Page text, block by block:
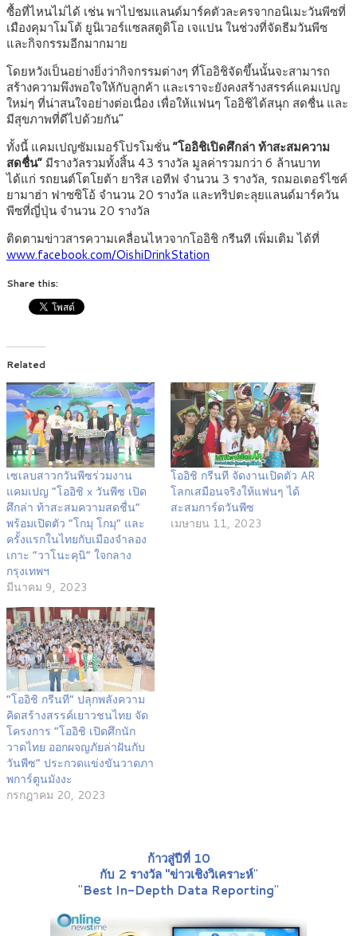
ซื้อที่ไหนไม่ได้ เช่น พาไปชมแลนด์มาร์คตัวละครจากอนิเมะวันพีซที่
เมืองคุมาโมโต้ ยูนิเวอร์แซลสตูดิโอ เจแปน ในช่วงที่จัดธีมวันพีซ
และกิจกรรมอีกมากมาย
โดยหวังเป็นอย่างยิ่งว่ากิจกรรมต่างๆ ที่โออิชิจัดขึ้นนั้นจะสามารถ
สร้างความพึงพอใจให้กับลูกค้า และเราจะยังคงสร้างสรรค์แคมเปญ
ใหม่ๆ ที่น่าสนใจอย่างต่อเนื่อง เพื่อให้แฟนๆ โออิชิได้สนุก สดชื่น และ
มีสุขภาพที่ดีไปด้วยกัน”
ทั้งนี้ แคมเปญซัมเมอร์โปรโมชั่น“โออิชิเปิดศึกล่า ท้าสะสมความ
สดชื่น” มีรางวัลรวมทั้งสิ้น 43 รางวัล มูลค่ารวมกว่า 6 ล้านบาท
ได้แก่ รถยนต์โตโยต้า ยาริส เอทีฟ จำนวน 3 รางวัล, รถมอเตอร์ไซค์
ยามาฮ่า ฟาซซิโอ้ จำนวน 20 รางวัล และทริปตะลุยแลนด์มาร์ควัน
พีซที่ญี่ปุ่น จำนวน 20 รางวัล
ติดตามข่าวสารความเคลื่อนไหวจากโออิชิ กรีนที เพิ่มเติม ได้ที่
www.facebook.com/OishiDrinkStation
Share this:
Related
เซเลบสาวกวันพีซร่วมงาน
แคมเปญ “โออิชิ x วันพีซ เปิด
ศึกล่า ท้าสะสมความสดชื่น”
พร้อมเปิดตัว “โกมุ โกมุ” และ
ครั้งแรกในไทยกับเมืองจำลอง
เกาะ “วาโนะคุนิ” ใจกลาง
กรุงเทพฯ
มีนาคม 9, 2023
โออิชิ กรีนที จัดงานเปิดตัว AR
โลกเสมือนจริงให้แฟนๆ ได้
สะสมการ์ดวันพีซ
เมษายน 11, 2023
“โออิชิ กรีนที” ปลุกพลังความ
คิดสร้างสรรค์เยาวชนไทย จัด
โครงการ “โออิชิ เปิดศึกนัก
วาดไทย ออกผจญภัยล่าฝันกับ
วันพีซ” ประกวดแข่งขันวาดภา
พการ์ตูนมังงะ
กรกฎาคม 20, 2023
ก้าวสู่ปีที่ 10
กับ 2 รางวัล "ข่าวเชิงวิเคราะห์"
"Best In-Depth Data Reporting"